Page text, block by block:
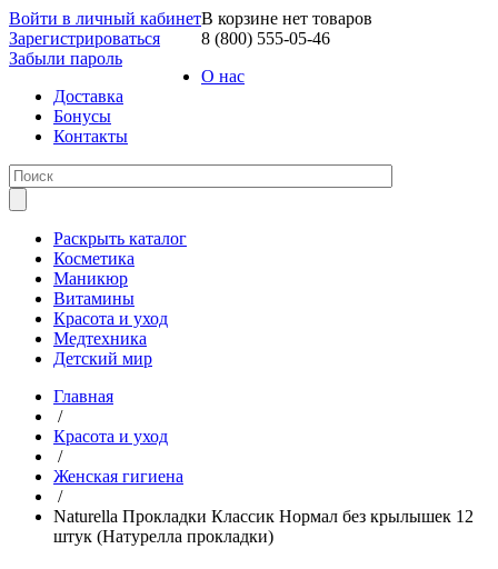
Войти в личный кабинет
Зарегистрироваться
Забыли пароль
В корзине нет товаров
8 (800) 555-05-46
О нас
Доставка
Бонусы
Контакты
Раскрыть каталог
Косметика
Маникюр
Витамины
Красота и уход
Медтехника
Детский мир
Главная
/
Красота и уход
/
Женская гигиена
/
Naturella Прокладки Классик Нормал без крылышек 12
штук (Натурелла прокладки)